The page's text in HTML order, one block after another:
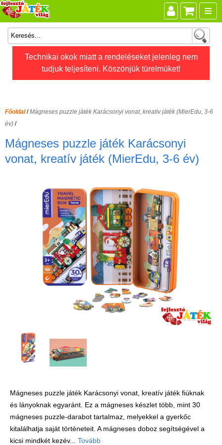
Technikai okok miatt a rendeléseket jelenleg nem
tudjuk teljesíteni. Köszönjük türelmüket!
Főoldal/Mágneses puzzle játék Karácsonyi vonat, kreatív játék (MierEdu, 3-6
év) /
Mágneses puzzle játék Karácsonyi
vonat, kreatív játék (MierEdu, 3-6 év)
Mágneses puzzle játék Karácsonyi vonat, kreatív játék fiúknak
és lányoknak egyaránt. Ez a mágneses készlet több, mint 30
mágneses puzzle-darabot tartalmaz, melyekkel a gyerkőc
kitalálhatja saját történeteit. A mágneses doboz segítségével a
kicsi mindkét kezév... Tovább
Összes játék
Játékok életkor szerint
Bébijátékok
Diafilm
Foglalkoztató füzet
Fajátékok
Játék hangszer
Futóbiciklik, rollerek
Gyerekszoba
Intelligens gyurma
Iskolaszerek
Kerti játékok
Logikai játékok
LOGICO
LÜK